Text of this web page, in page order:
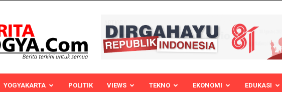
YOGYAKARTA POLITIK VIEWS TEKNO EKONOMI EDUKASI